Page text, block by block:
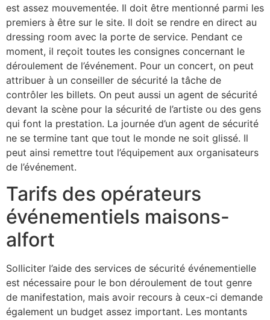
est assez mouvementée. Il doit être mentionné parmi les
premiers à être sur le site. Il doit se rendre en direct au
dressing room avec la porte de service. Pendant ce
moment, il reçoit toutes les consignes concernant le
déroulement de l’événement. Pour un concert, on peut
attribuer à un conseiller de sécurité la tâche de
contrôler les billets. On peut aussi un agent de sécurité
devant la scène pour la sécurité de l’artiste ou des gens
qui font la prestation. La journée d’un agent de sécurité
ne se termine tant que tout le monde ne soit glissé. Il
peut ainsi remettre tout l’équipement aux organisateurs
de l’événement.
Tarifs des opérateurs
événementiels maisons-
alfort
Solliciter l’aide des services de sécurité événementielle
est nécessaire pour le bon déroulement de tout genre
de manifestation, mais avoir recours à ceux-ci demande
également un budget assez important. Les montants